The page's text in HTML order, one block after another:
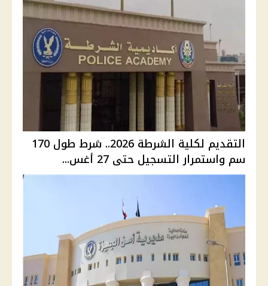
التقديم لكلية الشرطة 2026.. شرط طول 170
سم واستمرار التسجيل حتى 27 أغس...